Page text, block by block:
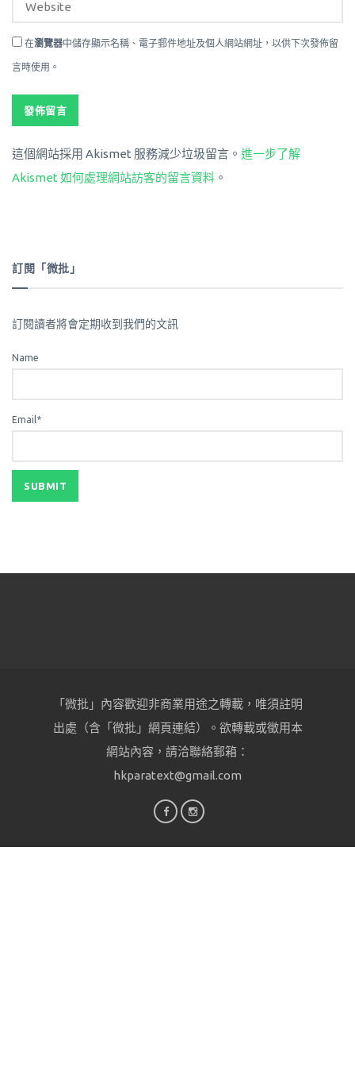
在瀏覽器中儲存顯示名稱、電子郵件地址及個人網站網址，以供下次發佈留
言時使用。
這個網站採用 Akismet 服務減少垃圾留言。 進一步了解
Akismet 如何處理網站訪客的留言資料 。
訂閱「微批」
訂閱讀者將會定期收到我們的文訊
Name
Email*
「微批」內容歡迎非商業用途之轉載，唯須註明
出處（含「微批」網頁連結）。欲轉載或徵用本
網站內容，請洽聯絡郵箱：
hkparatext@gmail.com